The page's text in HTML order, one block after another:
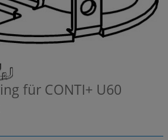
für CONTI+ U60